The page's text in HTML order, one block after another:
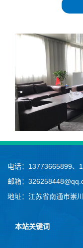
电话：13773665899、
邮箱：
地址：江苏省南通市崇
本站关键词